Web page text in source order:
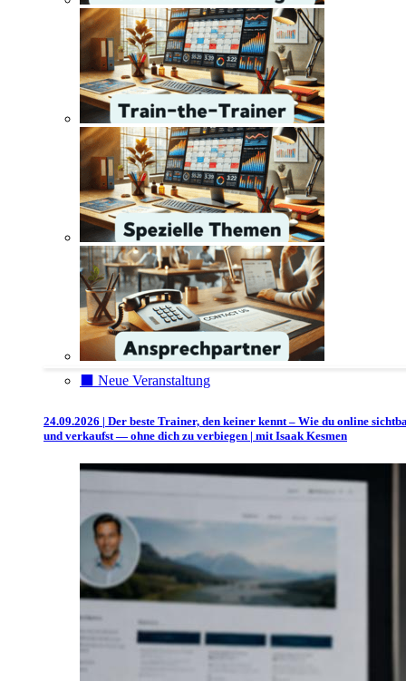
⬛️ Neue Veranstaltung
24.09.2026 | Der beste Trainer, den keiner kennt – Wie du online
und verkaufst — ohne dich zu verbiegen | mit Isaak Kesmen